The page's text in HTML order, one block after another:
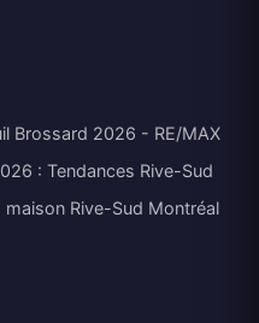
Brossard 2026 - RE/MAX
: Tendances Rive-Sud
Rive-Sud Montréal